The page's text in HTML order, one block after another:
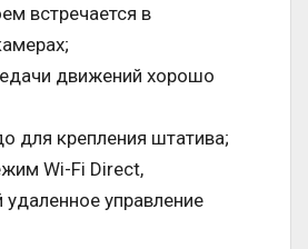
встречается в
движений хорошо
для крепления штатива;
Wi-Fi Direct,
управление